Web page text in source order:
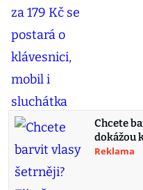
Chcete
dokážou
Reklama